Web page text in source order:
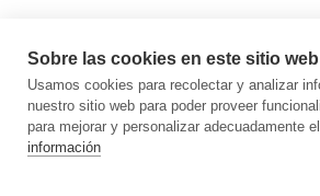
Sobre las cookies en este sitio web
Usamos cookies para recolectar y analizar
nuestro sitio web para poder proveer
para mejorar y personalizar adecuadamente
información